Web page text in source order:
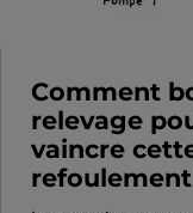
Comment
relevage
vaincre
refoulement